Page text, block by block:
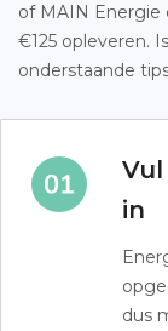
of MAIN Energie
€125 opleveren.
onderstaande
in
dus